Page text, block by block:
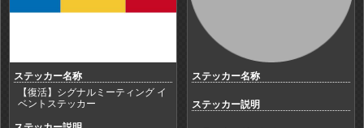
ステッカー名称
【復活】シグナルミーティング イ
ベントステッカー
ステッカー名称
ステッカー説明